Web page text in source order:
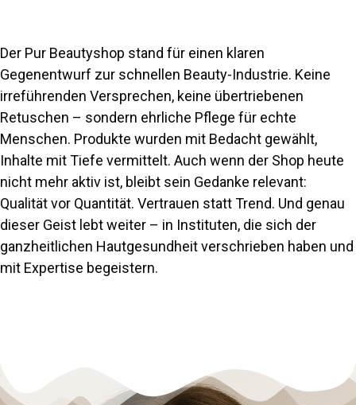
Der Pur Beautyshop stand für einen klaren
Gegenentwurf zur schnellen Beauty-Industrie. Keine
irreführenden Versprechen, keine übertriebenen
Retuschen – sondern ehrliche Pflege für echte
Menschen. Produkte wurden mit Bedacht gewählt,
Inhalte mit Tiefe vermittelt. Auch wenn der Shop heute
nicht mehr aktiv ist, bleibt sein Gedanke relevant:
Qualität vor Quantität. Vertrauen statt Trend. Und genau
dieser Geist lebt weiter – in Instituten, die sich der
ganzheitlichen Hautgesundheit verschrieben haben und
mit Expertise begeistern.